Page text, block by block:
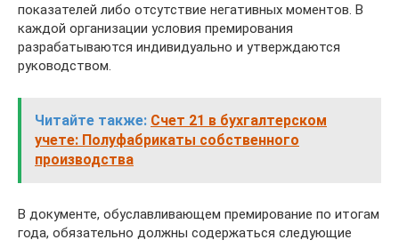
показателей либо отсутствие негативных моментов. В
каждой организации условия премирования
разрабатываются индивидуально и утверждаются
руководством.
Читайте также: Счет 21 в бухгалтерском
учете: Полуфабрикаты собственного
производства
В документе, обуславливающем премирование по итогам
года, обязательно должны содержаться следующие